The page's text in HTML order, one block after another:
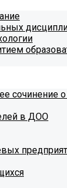
сочинение
в ДОО